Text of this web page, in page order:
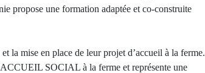
propose une formation adaptée et co-construite
la mise en place de leur projet d’accueil à la ferme.
SOCIAL à la ferme et représente une